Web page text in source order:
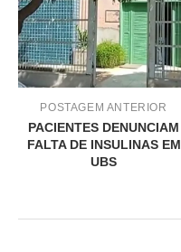
POSTAGEM ANTERIOR
PACIENTES DENUNCIAM
FALTA DE INSULINAS EM
UBS